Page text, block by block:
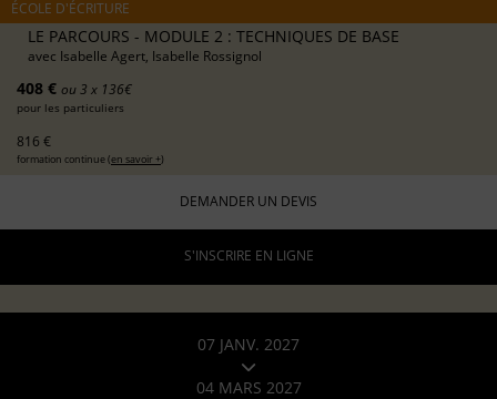
ÉCOLE D'ÉCRITURE
LE PARCOURS - MODULE 2 : TECHNIQUES DE BASE
avec Isabelle Agert, Isabelle Rossignol
408 € ou 3 x 136€
pour les particuliers
816 €
formation continue (en savoir +)
DEMANDER UN DEVIS
S'INSCRIRE EN LIGNE
07 JANV. 2027
04 MARS 2027